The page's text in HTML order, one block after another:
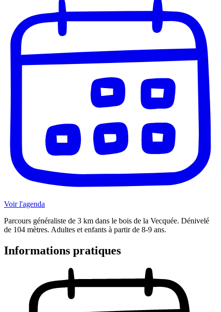
Voir l'agenda
Parcours généraliste de 3 km dans le bois de la Vecquée. Dénivelé
de 104 mètres. Adultes et enfants à partir de 8-9 ans.
Informations pratiques